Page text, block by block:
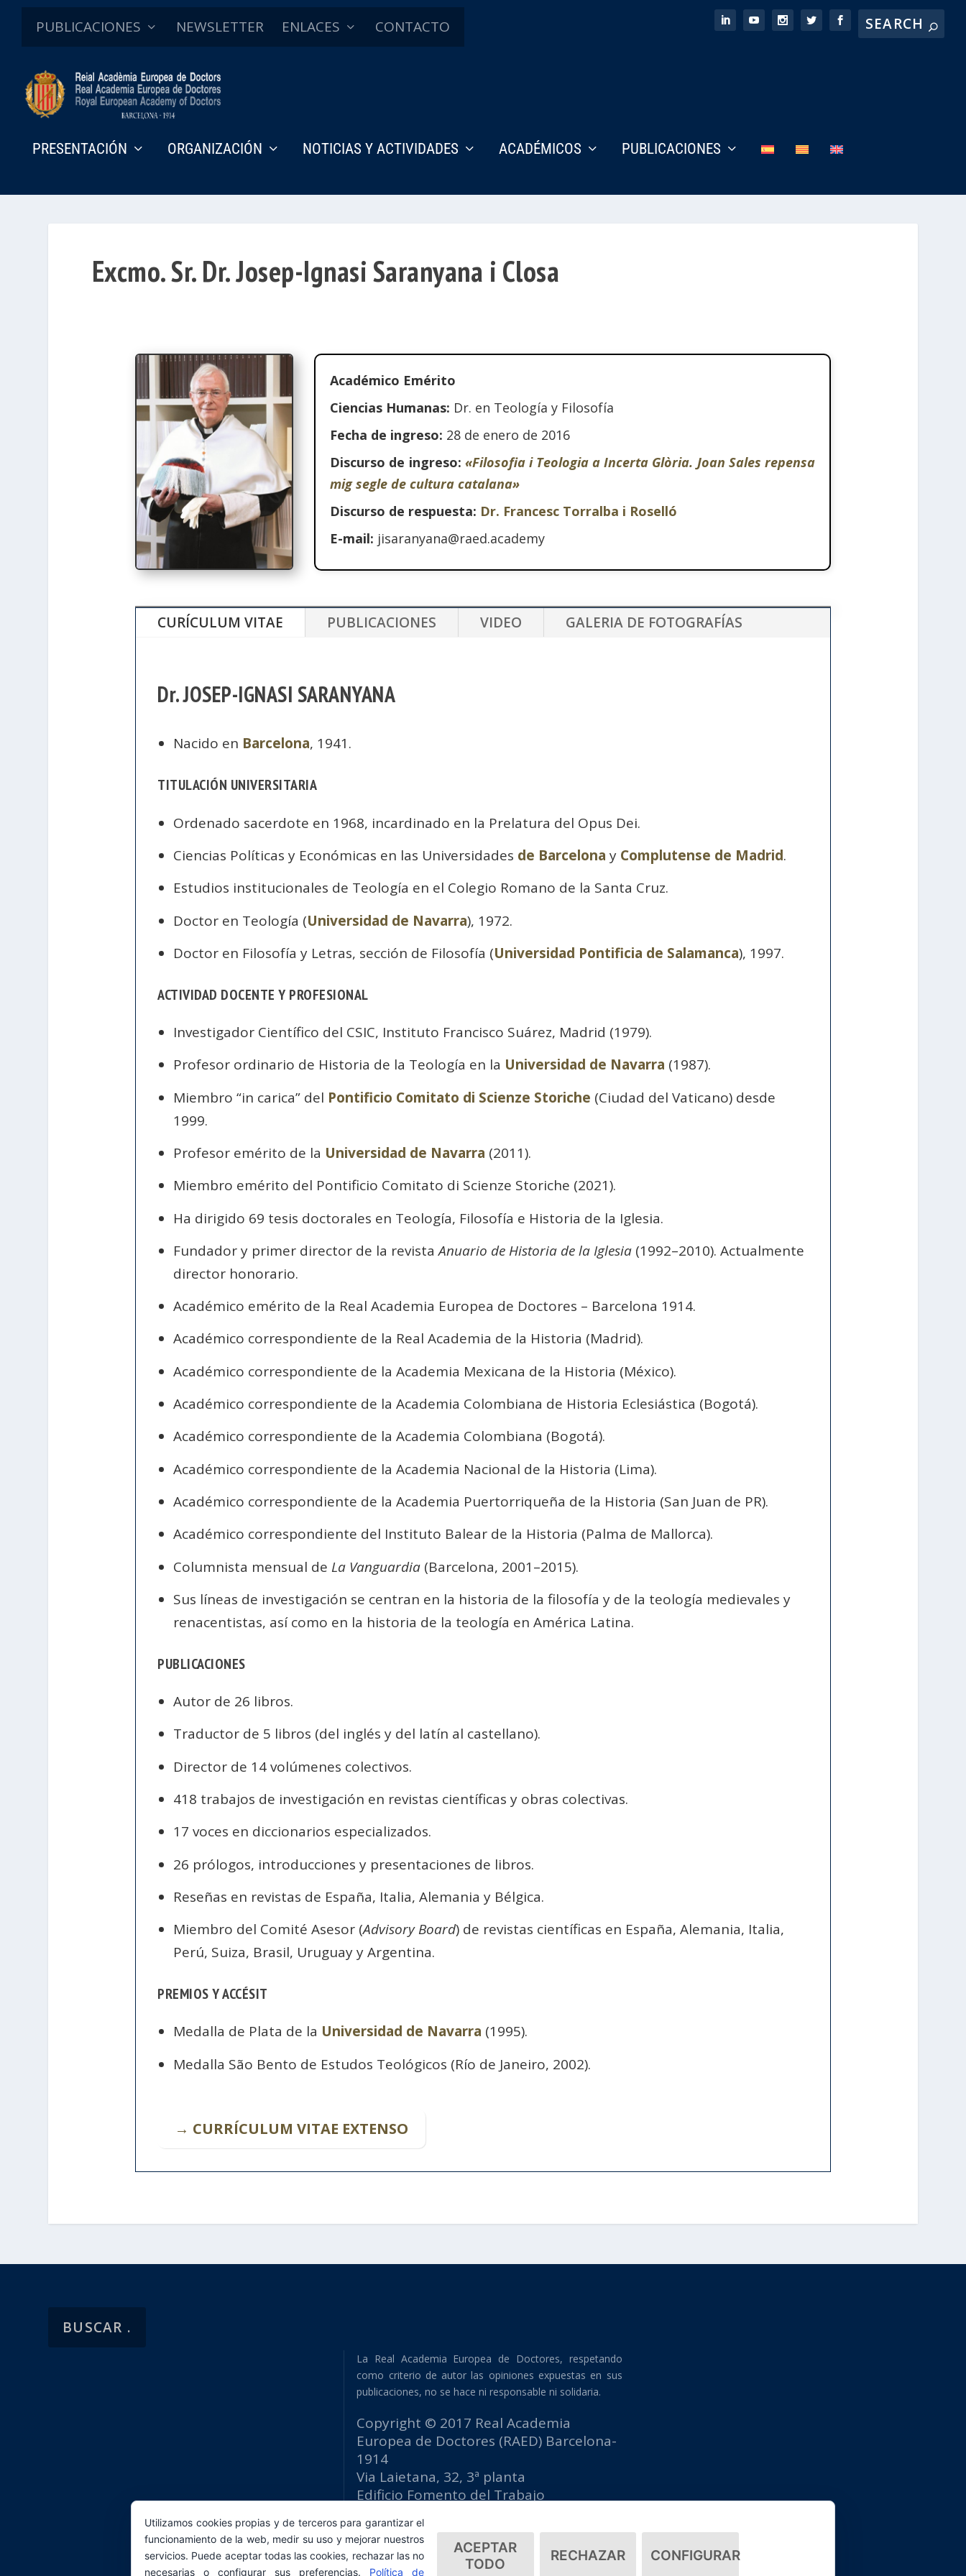
PUBLICACIONES NEWSLETTER ENLACES CONTACTO
PRESENTACIÓN ORGANIZACIÓN NOTICIAS Y ACTIVIDADES ACADÉMICOS PUBLICACIONES
Excmo. Sr. Dr. Josep-Ignasi Saranyana i Closa
Académico Emérito
Ciencias Humanas: Dr. en Teología y Filosofía
Fecha de ingreso: 28 de enero de 2016
Discurso de ingreso: «Filosofia i Teologia a Incerta Glòria. Joan Sales repensa
mig segle de cultura catalana»
Discurso de respuesta: Dr. Francesc Torralba i Roselló
E-mail: jisaranyana@raed.academy
CURÍCULUM VITAE PUBLICACIONES VIDEO GALERIA DE FOTOGRAFÍAS
Dr. JOSEP-IGNASI SARANYANA
Nacido en Barcelona, 1941.
TITULACIÓN UNIVERSITARIA
Ordenado sacerdote en 1968, incardinado en la Prelatura del Opus Dei.
Ciencias Políticas y Económicas en las Universidades de Barcelona y Complutense de Madrid.
Estudios institucionales de Teología en el Colegio Romano de la Santa Cruz.
Doctor en Teología (Universidad de Navarra), 1972.
Doctor en Filosofía y Letras, sección de Filosofía (Universidad Pontificia de Salamanca), 1997.
ACTIVIDAD DOCENTE Y PROFESIONAL
Investigador Científico del CSIC, Instituto Francisco Suárez, Madrid (1979).
Profesor ordinario de Historia de la Teología en la Universidad de Navarra (1987).
Miembro “in carica” del Pontificio Comitato di Scienze Storiche (Ciudad del Vaticano) desde
1999.
Profesor emérito de la Universidad de Navarra (2011).
Miembro emérito del Pontificio Comitato di Scienze Storiche (2021).
Ha dirigido 69 tesis doctorales en Teología, Filosofía e Historia de la Iglesia.
Fundador y primer director de la revistaAnuario de Historia de la Iglesia(1992–2010). Actualmente
director honorario.
Académico emérito de la Real Academia Europea de Doctores – Barcelona 1914.
Académico correspondiente de la Real Academia de la Historia (Madrid).
Académico correspondiente de la Academia Mexicana de la Historia (México).
Académico correspondiente de la Academia Colombiana de Historia Eclesiástica (Bogotá).
Académico correspondiente de la Academia Colombiana (Bogotá).
Académico correspondiente de la Academia Nacional de la Historia (Lima).
Académico correspondiente de la Academia Puertorriqueña de la Historia (San Juan de PR).
Académico correspondiente del Instituto Balear de la Historia (Palma de Mallorca).
Columnista mensual de La Vanguardia(Barcelona, 2001–2015).
Sus líneas de investigación se centran en la historia de la filosofía y de la teología medievales y
renacentistas, así como en la historia de la teología en América Latina.
PUBLICACIONES
Autor de 26 libros.
Traductor de 5 libros (del inglés y del latín al castellano).
Director de 14 volúmenes colectivos.
418 trabajos de investigación en revistas científicas y obras colectivas.
17 voces en diccionarios especializados.
26 prólogos, introducciones y presentaciones de libros.
Reseñas en revistas de España, Italia, Alemania y Bélgica.
Miembro del Comité Asesor (Advisory Board) de revistas científicas en España, Alemania, Italia,
Perú, Suiza, Brasil, Uruguay y Argentina.
PREMIOS Y ACCÉSIT
Medalla de Plata de la Universidad de Navarra (1995).
Medalla São Bento de Estudos Teológicos (Río de Janeiro, 2002).
→ CURRÍCULUM VITAE EXTENSO
La Real Academia Europea de Doctores, respetando
como criterio de autor las opiniones expuestas en sus
publicaciones, no se hace ni responsable ni solidaria.
Copyright © 2017 Real Academia
Europea de Doctores (RAED) Barcelona-
1914
Via Laietana, 32, 3ª planta
Edificio Fomento del Trabajo
tlf: +34 93 667 40 54
secretaria@raed.academy
Contacto y suscripción Newsletter
Utilizamos cookies propias y de terceros para garantizar el
funcionamiento de la web, medir su uso y mejorar nuestros
servicios. Puede aceptar todas las cookies, rechazar las no
necesarias o configurar sus preferencias. Política de
ACEPTAR
TODO
RECHAZAR CONFIGURAR